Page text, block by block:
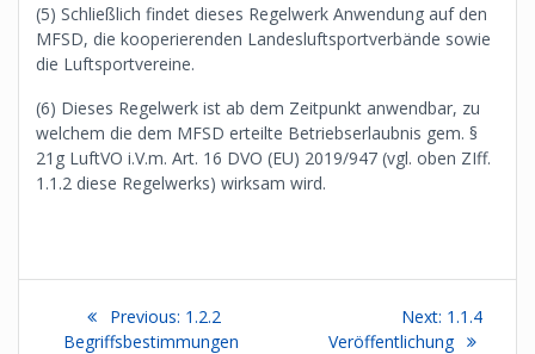
(5) Schließlich findet dieses Regelwerk Anwendung auf den
MFSD, die kooperierenden Landesluftsportverbände sowie
die Luftsportvereine.
(6) Dieses Regelwerk ist ab dem Zeitpunkt anwendbar, zu
welchem die dem MFSD erteilte Betriebserlaubnis gem. §
21g LuftVO i.V.m. Art. 16 DVO (EU) 2019/947 (vgl. oben ZIff.
1.1.2 diese Regelwerks) wirksam wird.
Beitragsnavigation
Previous: Previous
post:
1.2.2
Begriffsbestimmungen
Next: Next
post:
1.1.4
Veröffentlichung